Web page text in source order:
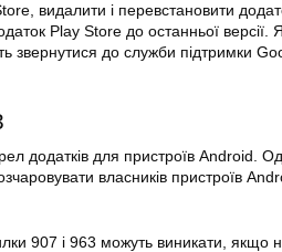
, видалити і перевстановити
Play Store до останньої версії.
звернутися до служби підтримки
додатків для пристроїв Android.
власників пристроїв
907 і 963 можуть виникати, якщо